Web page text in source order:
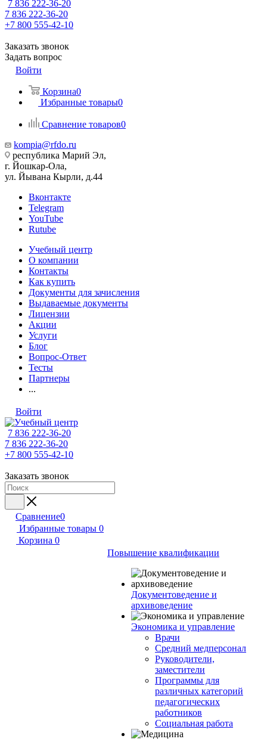
7 836 222-36-20
7 836 222-36-20
+7 800 555-42-10
Заказать звонок
Задать вопрос
Войти
Корзина0
Избранные товары0
Сравнение товаров0
kompia@rfdo.ru
республика Марий Эл,
г. Йошкар-Ола,
ул. Йывана Кырли, д.44
Вконтакте
Telegram
YouTube
Rutube
Учебный центр
О компании
Контакты
Как купить
Документы для зачисления
Выдаваемые документы
Лицензии
Акции
Услуги
Блог
Вопрос-Ответ
Тесты
Партнеры
...
Войти
7 836 222-36-20
7 836 222-36-20
+7 800 555-42-10
Заказать звонок
Сравнение0
Избранные товары 0
Корзина 0
Повышение квалификации
Документоведение и
архивоведение
Экономика и управление
Врачи
Средний медперсонал
Руководители,
заместители
Программы для
различных категорий
педагогических
работников
Социальная работа